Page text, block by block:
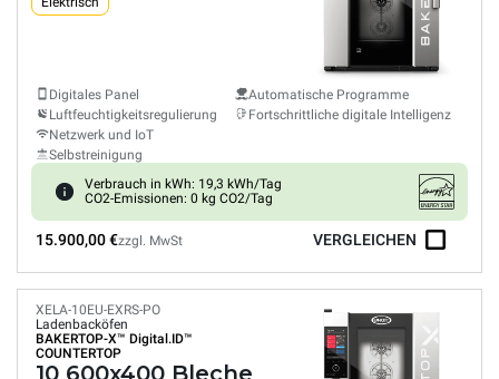
Digitales Panel
Luftfeuchtigkeitsregulierung
Netzwerk und IoT
Selbstreinigung
Automatische Programme
Fortschrittliche digitale Intelligenz
Verbrauch in kWh: 19,3 kWh/Tag
CO2-Emissionen: 0 kg CO2/Tag
15.900,00 €zzgl. MwSt VERGLEICHEN
XELA-10EU-EXRS-PO
Ladenbacköfen
BAKERTOP-X™ Digital.ID™
COUNTERTOP
10 600x400 Bleche